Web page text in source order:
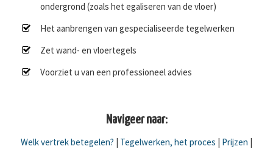
ondergrond (zoals het egaliseren van de vloer)
Het aanbrengen van gespecialiseerde tegelwerken
Zet wand- en vloertegels
Voorziet u van een professioneel advies
Navigeer naar:
Welk vertrek betegelen? Tegelwerken, het proces Prijzen